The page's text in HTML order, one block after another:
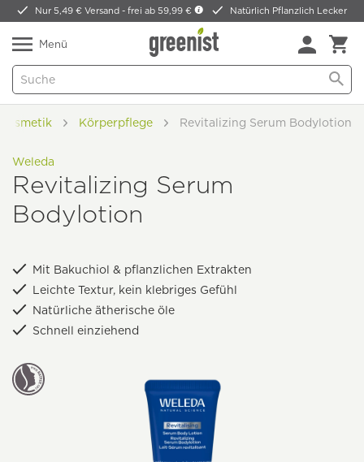
Nur 5,49 € Versand -frei ab 59,99 € Natürlich Pflanzlich Lecker
Menü
Körperpflege Revitalizing Serum Bodylotion
Weleda
Revitalizing Serum
Bodylotion
Mit Bakuchiol & pflanzlichen Extrakten
Leichte Textur, kein klebriges Gefühl
Natürliche ätherische öle
Schnell einziehend